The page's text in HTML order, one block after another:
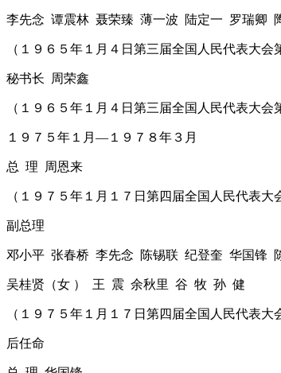
李先念 谭震林 聂荣臻 薄一波 陆定一 罗瑞卿
（１９６５年１月４日第三届全国人民代表大会
秘书长 周荣鑫
（１９６５年１月４日第三届全国人民代表大会
１９７５年１月―１９７８年３月
总 理 周恩来
（１９７５年１月１７日第四届全国人民代表
副总理
邓小平 张春桥 李先念 陈锡联 纪登奎 华国锋
吴桂贤（女 ） 王 震 余秋里 谷 牧 孙 健
（１９７５年１月１７日第四届全国人民代表大
后任命